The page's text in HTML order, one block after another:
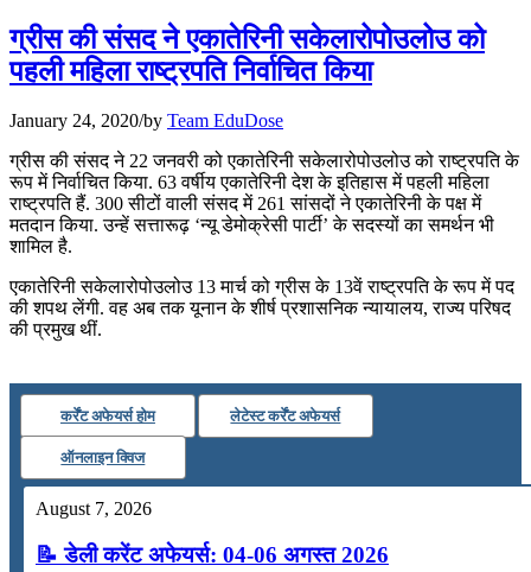
📝 डेली करेंट अफेयर्स: 25-27 जुलाई 2026
📝 डेली करेंट अफेयर्स: 22-24 जुलाई 2026
July 22, 2026
📝 डेली करेंट अफेयर्स: 19-21 जुलाई 2026
July 19, 2026
📝 डेली करेंट अफेयर्स: 16-18 जुलाई 2026
ग्रीस की संसद ने एकातेरिनी सकेलारोपोउलोउ को
पहली महिला राष्ट्रपति निर्वाचित किया
January 24, 2020/by Team EduDose
ग्रीस की संसद ने 22 जनवरी को एकातेरिनी सकेलारोपोउलोउ को राष्ट्रपति के
रूप में निर्वाचित किया. 63 वर्षीय एकातेरिनी देश के इतिहास में पहली महिला
राष्ट्रपति हैं. 300 सीटों वाली संसद में 261 सांसदों ने एकातेरिनी के पक्ष में
मतदान किया. उन्हें सत्तारूढ़ ‘न्यू डेमोक्रेसी पार्टी’ के सदस्यों का समर्थन भी
शामिल है.
एकातेरिनी सकेलारोपोउलोउ 13 मार्च को ग्रीस के 13वें राष्ट्रपति के रूप में पद
की शपथ लेंगी. वह अब तक यूनान के शीर्ष प्रशासनिक न्यायालय, राज्य परिषद
की प्रमुख थीं.
कर्रेंट अफेयर्स होम लेटेस्ट कर्रेंट अफेयर्स
ऑनलाइन क्विज
August 7, 2026
📝 डेली करेंट अफेयर्स: 04-06 अगस्त 2026